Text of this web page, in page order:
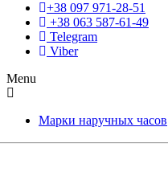
+38 097 971-28-51
+38 063 587-61-49
Telegram
Viber
Menu
Марки наручных часов